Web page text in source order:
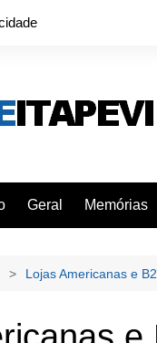
Geral Memórias
Lojas Americanas e